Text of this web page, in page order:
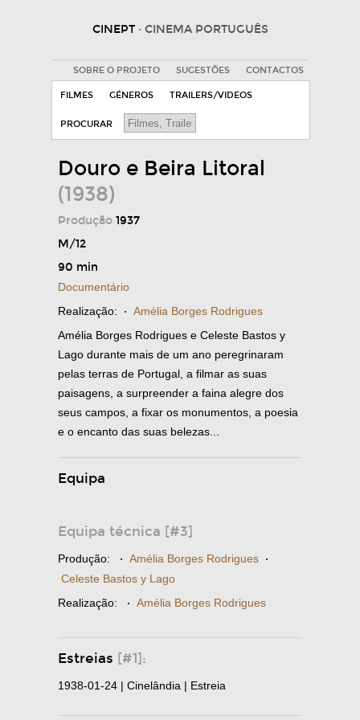
CINEPT · CINEMA PORTUGUÊS
SOBRE O PROJETO SUGESTÕES CONTACTOS
FILMES GÉNEROS TRAILERS/VIDEOS
PROCURAR
Douro e Beira Litoral
(1938)
Produção 1937
M/12
90 min
Documentário
Realização: · Amélia Borges Rodrigues
Amélia Borges Rodrigues e Celeste Bastos y
Lago durante mais de um ano peregrinaram
pelas terras de Portugal, a filmar as suas
paisagens, a surpreender a faina alegre dos
seus campos, a fixar os monumentos, a poesia
e o encanto das suas belezas...
Equipa
Equipa técnica [#3]
Produção: · Amélia Borges Rodrigues ·
Celeste Bastos y Lago
Realização: · Amélia Borges Rodrigues
Estreias [#1]:
1938-01-24 | Cinelândia | Estreia